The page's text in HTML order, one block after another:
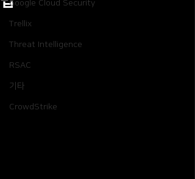
Google Cloud Security
Trellix
Threat Intelligence
RSAC
기타
CrowdStrike